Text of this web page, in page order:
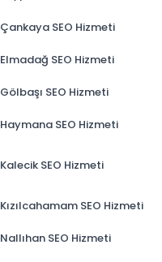
Çankaya SEO Hizmeti
Elmadağ SEO Hizmeti
Gölbaşı SEO Hizmeti
Haymana SEO Hizmeti
Kalecik SEO Hizmeti
Kızılcahamam SEO Hizmeti
Nallıhan SEO Hizmeti